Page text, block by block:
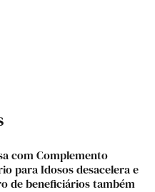
com Complemento
para Idosos desacelera e
de beneficiários também